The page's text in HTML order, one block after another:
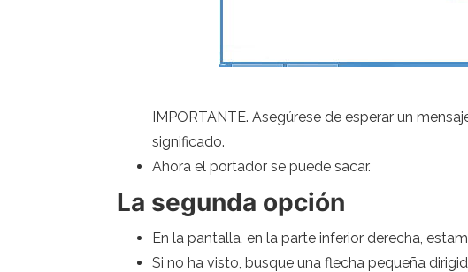
IMPORTANTE. Asegúrese de esperar un
significado.
Ahora el portador se puede sacar.
La segunda opción
En la pantalla, en la parte inferior derecha,
Si no ha visto, busque una flecha pequeña